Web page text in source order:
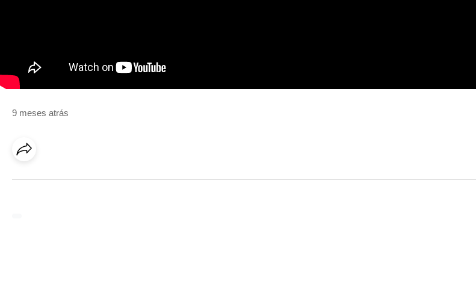
9 meses atrás